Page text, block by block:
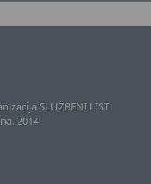
SLUŽBENI LIST
2014